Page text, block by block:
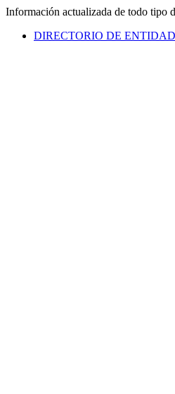
Información actualizada de todo tipo
DIRECTORIO DE